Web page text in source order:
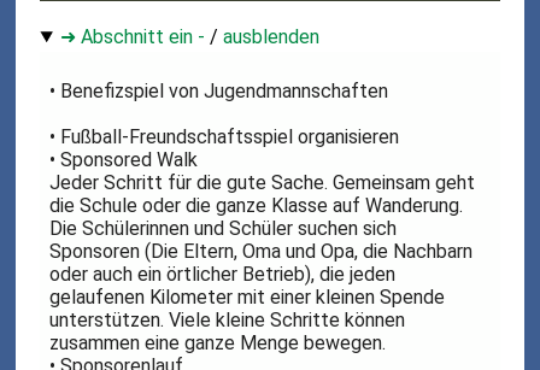
➜ Abschnitt ein - /ausblenden
• Benefizspiel von Jugendmannschaften
• Fußball-Freundschaftsspiel organisieren
• Sponsored Walk
Jeder Schritt für die gute Sache. Gemeinsam geht
die Schule oder die ganze Klasse auf Wanderung.
Die Schülerinnen und Schüler suchen sich
Sponsoren (Die Eltern, Oma und Opa, die Nachbarn
oder auch ein örtlicher Betrieb), die jeden
gelaufenen Kilometer mit einer kleinen Spende
unterstützen. Viele kleine Schritte können
zusammen eine ganze Menge bewegen.